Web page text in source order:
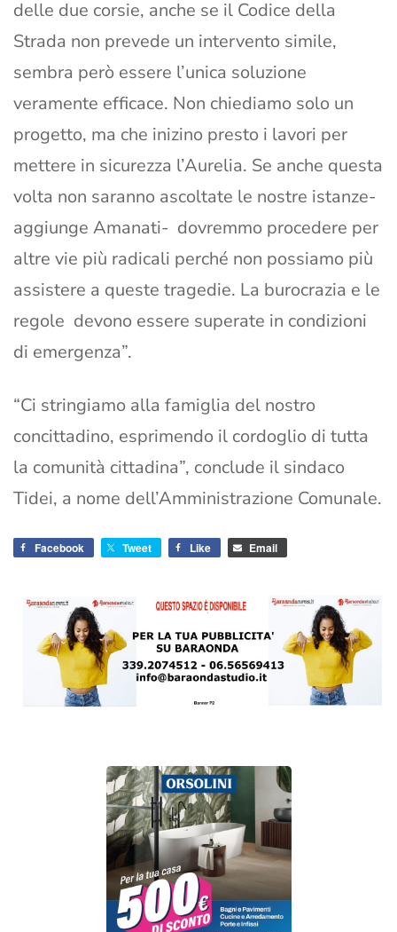
delle due corsie, anche se il Codice della
Strada non prevede un intervento simile,
sembra però essere l’unica soluzione
veramente efficace. Non chiediamo solo un
progetto, ma che inizino presto i lavori per
mettere in sicurezza l’Aurelia. Se anche questa
volta non saranno ascoltate le nostre istanze-
aggiunge Amanati- dovremmo procedere per
altre vie più radicali perché non possiamo più
assistere a queste tragedie. La burocrazia e le
regole devono essere superate in condizioni
di emergenza”.
“Ci stringiamo alla famiglia del nostro
concittadino, esprimendo il cordoglio di tutta
la comunità cittadina”, conclude il sindaco
Tidei, a nome dell’Amministrazione Comunale.
Facebook Tweet Like Email